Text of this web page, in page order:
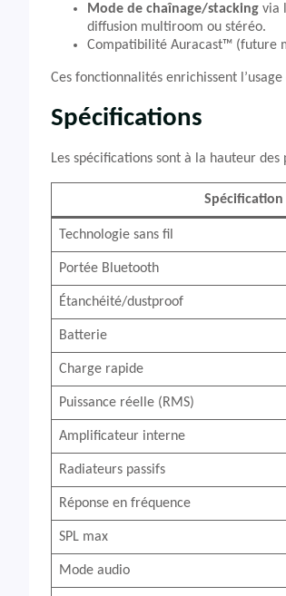
Mode de chaînage/stacking via
diffusion multiroom ou stéréo.
Compatibilité Auracast™ (future
Ces fonctionnalités enrichissent
Spécifications
Les spécifications sont à la hauteur des
Spécification
Technologie sans fil
Portée Bluetooth
Étanchéité/dustproof
Batterie
Charge rapide
Puissance réelle (RMS)
Amplificateur interne
Radiateurs passifs
Réponse en fréquence
SPL max
Mode audio